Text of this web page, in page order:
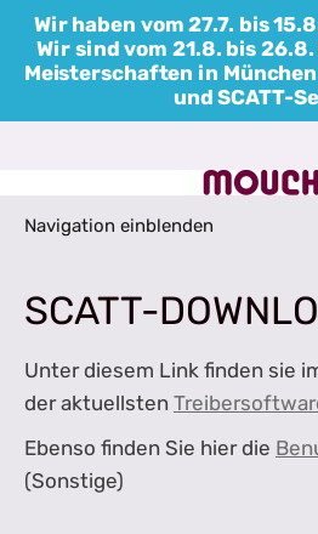
Wir haben vom 27.7. bis
Wir sind vom 21.8. bis
Meisterschaften in
und SCATT-
Navigation einblenden
SCATT-
Unter diesem Link finden sie
der aktuellsten
Ebenso finden Sie hier die
(Sonstige)